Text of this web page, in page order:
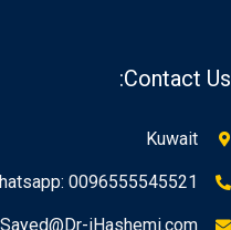
Contact Us:
Kuwait
0096555545521
Sayed@Dr-iHashemi.com